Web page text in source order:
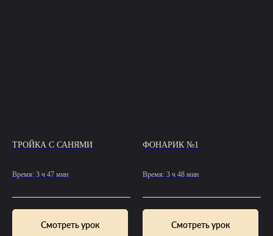
ТРОЙКА С САНЯМИ
Время: 3 ч 47 мин
Смотреть урок
ФОНАРИК №1
Время: 3 ч 48 мин
Смотреть урок